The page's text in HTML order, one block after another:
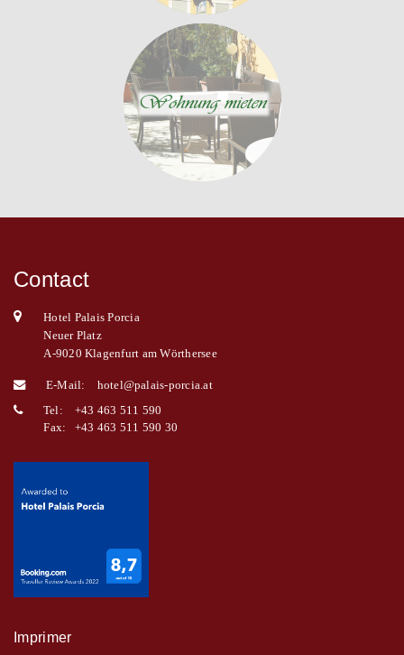
Contact
Hotel Palais Porcia
Neuer Platz
A-9020 Klagenfurt am Wörthersee
E-Mail: hotel@palais-porcia.at
Tel: +43 463 511 590
Fax:+43 463 511 590 30
Imprimer